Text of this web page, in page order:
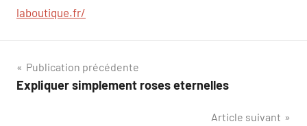
laboutique.fr/
Navigation
de
Publication précédente
Expliquer simplement roses eternelles
Article suivant